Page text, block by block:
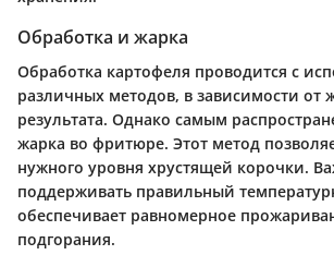
Обработка и жарка
Обработка картофеля проводится с
различных методов, в зависимости от
результата. Однако самым
жарка во фритюре. Этот метод
нужного уровня хрустящей корочки.
поддерживать правильный
обеспечивает равномерное
подгорания.